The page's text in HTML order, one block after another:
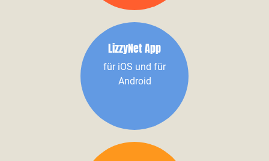
LizzyNet App
für iOS und für
Android